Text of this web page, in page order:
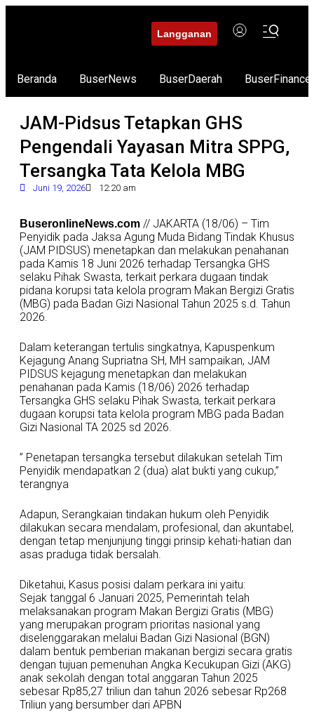
Langganan
Beranda BuserNews BuserDaerah BuserFinance
JAM-Pidsus Tetapkan GHS
Pengendali Yayasan Mitra SPPG,
Tersangka Tata Kelola MBG
Juni 19, 2026 12:20 am
BuseronlineNews.com // JAKARTA (18/06) – Tim
Penyidik pada Jaksa Agung Muda Bidang Tindak Khusus
(JAM PIDSUS) menetapkan dan melakukan penahanan
pada Kamis 18 Juni 2026 terhadap Tersangka GHS
selaku Pihak Swasta, terkait perkara dugaan tindak
pidana korupsi tata kelola program Makan Bergizi Gratis
(MBG) pada Badan Gizi Nasional Tahun 2025 s.d. Tahun
2026.
Dalam keterangan tertulis singkatnya, Kapuspenkum
Kejagung Anang Supriatna SH, MH sampaikan, JAM
PIDSUS kejagung menetapkan dan melakukan
penahanan pada Kamis (18/06) 2026 terhadap
Tersangka GHS selaku Pihak Swasta, terkait perkara
dugaan korupsi tata kelola program MBG pada Badan
Gizi Nasional TA 2025 sd 2026.
” Penetapan tersangka tersebut dilakukan setelah Tim
Penyidik mendapatkan 2 (dua) alat bukti yang cukup,”
terangnya
Adapun, Serangkaian tindakan hukum oleh Penyidik
dilakukan secara mendalam, profesional, dan akuntabel,
dengan tetap menjunjung tinggi prinsip kehati-hatian dan
asas praduga tidak bersalah.
Diketahui, Kasus posisi dalam perkara ini yaitu:
Sejak tanggal 6 Januari 2025, Pemerintah telah
melaksanakan program Makan Bergizi Gratis (MBG)
yang merupakan program prioritas nasional yang
diselenggarakan melalui Badan Gizi Nasional (BGN)
dalam bentuk pemberian makanan bergizi secara gratis
dengan tujuan pemenuhan Angka Kecukupan Gizi (AKG)
anak sekolah dengan total anggaran Tahun 2025
sebesar Rp85,27 triliun dan tahun 2026 sebesar Rp268
Triliun yang bersumber dari APBN